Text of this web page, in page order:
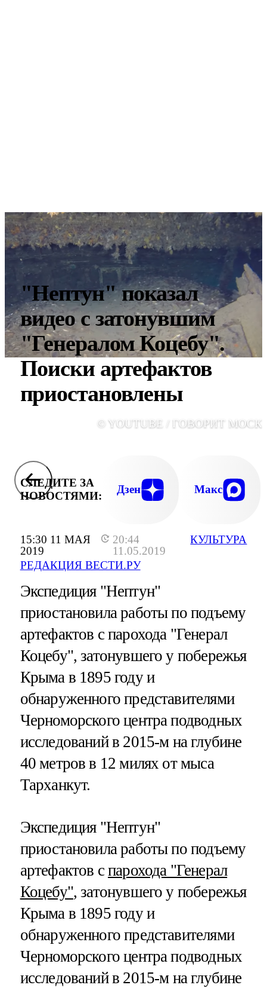
15:30 11 МАЯ
2019
20:44
11.05.2019
РЕДАКЦИЯ ВЕСТИ.РУ
КУЛЬТУРА
"Нептун" показал
видео с затонувшим
"Генералом Коцебу".
Поиски артефактов
приостановлены
© YOUTUBE / ГОВОРИТ
СЛЕДИТЕ ЗА
НОВОСТЯМИ:
Дзен Макс
Экспедиция "Нептун"
приостановила работы по подъему
артефактов с парохода "Генерал
Коцебу", затонувшего у побережья
Крыма в 1895 году и
обнаруженного представителями
Черноморского центра подводных
исследований в 2015-м на глубине
40 метров в 12 милях от мыса
Тарханкут.
Экспедиция "Нептун"
приостановила работы по подъему
артефактов спарохода "Генерал
Коцебу", затонувшего у побережья
Крыма в 1895 году и
обнаруженного представителями
Черноморского центра подводных
исследований в 2015-м на глубине